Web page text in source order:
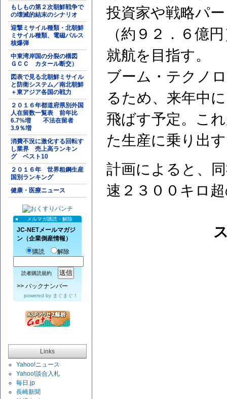
もしもの第２次朝鮮戦争で
の壊滅的結末のシナリオ
迎撃ミサイル種類・北朝鮮
ミサイル種類、電磁パルス
核爆弾
中東湾岸国の分裂の構図
ＧＣＣ カタール断交）
図表で見る北朝鮮ミサイル
と防衛システム／南北朝鮮
＋東アジア各国の戦力
２０１６年都道府県別外国
人在留数一覧表 前年比
6.7%増 不法在留者
3.9％増
消費不況に激化する回転す
し業界 売上高ランキン
グ ベスト10
２０１６年 世界粗鋼生産
国別ランキング
健康・医療ニュース
メルマガ購読・解除
JC-NETメールマガジ
ン（企業倒産情報）
購読
解除
読者購読規約
>> バックナンバー
powered by まぐまぐ！
Links
Yahoo!ニュース
Yahoo!談合入札
毎日.jp
長崎新聞
投資家や戦略パ
（約９２．６億
就航を目指す。
ブーム・テクノ
るため、来年中
飛ばす予定。こ
た生産に乗り出
計画によると、
速２３００キロ